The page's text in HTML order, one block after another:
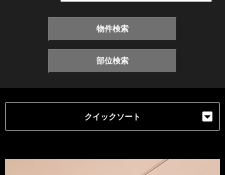
物件検索
部位検索
クイックソート